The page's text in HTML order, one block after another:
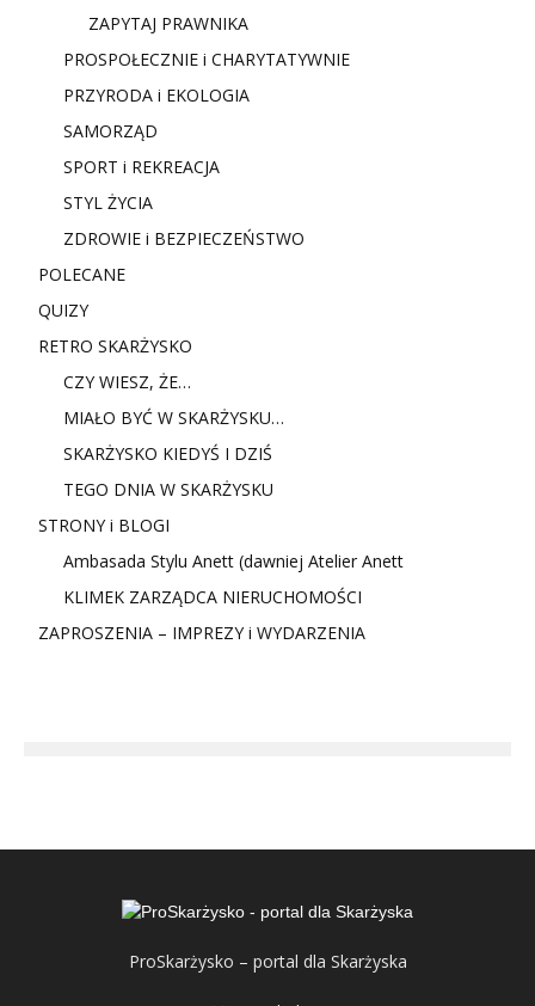
ZAPYTAJ PRAWNIKA
PROSPOŁECZNIE i CHARYTATYWNIE
PRZYRODA i EKOLOGIA
SAMORZĄD
SPORT i REKREACJA
STYL ŻYCIA
ZDROWIE i BEZPIECZEŃSTWO
POLECANE
QUIZY
RETRO SKARŻYSKO
CZY WIESZ, ŻE…
MIAŁO BYĆ W SKARŻYSKU…
SKARŻYSKO KIEDYŚ I DZIŚ
TEGO DNIA W SKARŻYSKU
STRONY i BLOGI
Ambasada Stylu Anett (dawniej Atelier Anett
KLIMEK ZARZĄDCA NIERUCHOMOŚCI
ZAPROSZENIA – IMPREZY i WYDARZENIA
ProSkarżysko – portal dla Skarżyska